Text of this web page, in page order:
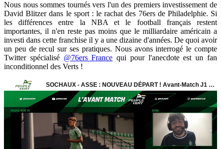
Nous nous sommes tournés vers l'un des premiers investissement de
David Blitzer dans le sport : le rachat des 76ers de Philadelphie. Si
les différences entre la NBA et le football français restent
importantes, il n'en reste pas moins que le milliardaire américain a
investi dans cette franchise il y a une dizaine d'années. De quoi avoir
un peu de recul sur ses pratiques. Nous avons interrogé le compte
Twitter spécialisé @76ers France qui pour l'anecdote est un fan
inconditionnel des Verts !